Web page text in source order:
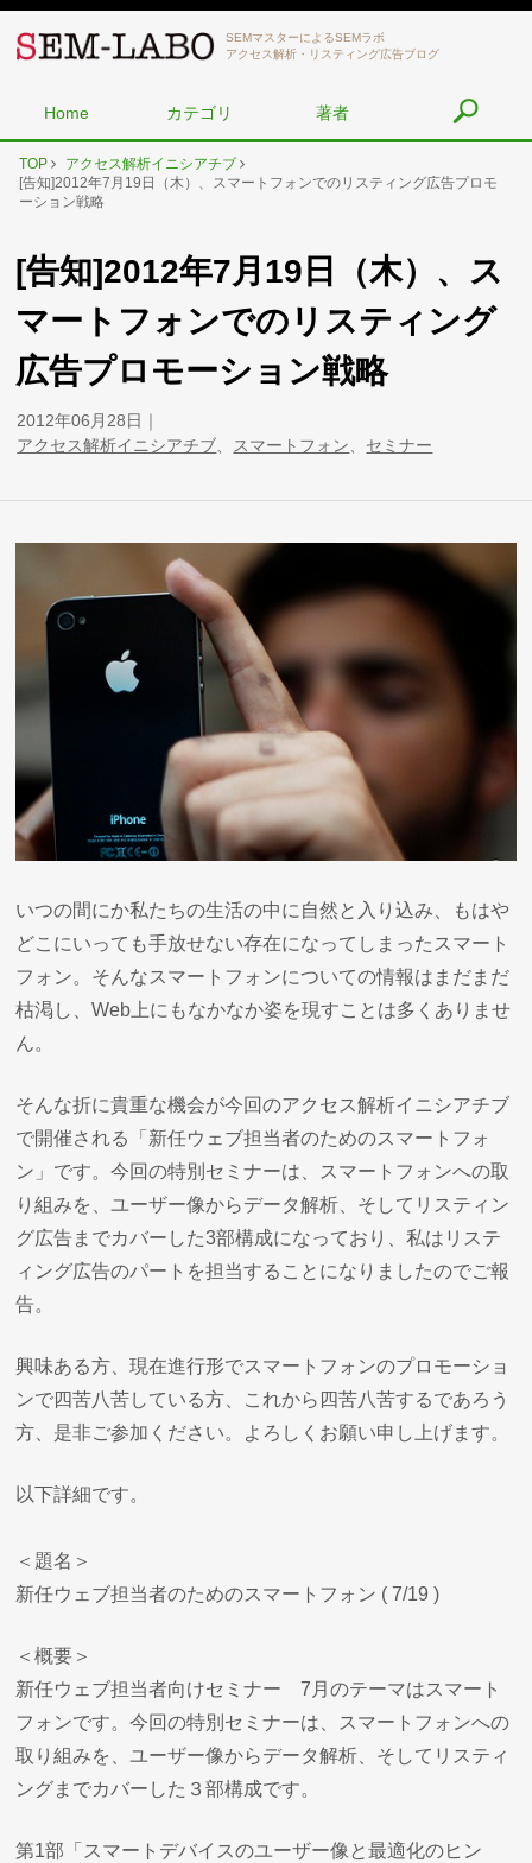
SEMマスターによるSEMラボ
アクセス解析・リスティング広告ブログ
Home カテゴリ 著者
TOP
アクセス解析イニシアチブ
[告知]2012年7月19日（木）、スマートフォンでのリスティング広告プロモ
ーション戦略
[告知]2012年7月19日（木）、ス
マートフォンでのリスティング
広告プロモーション戦略
2012年06月28日
アクセス解析イニシアチブ
スマートフォン セミナー
いつの間にか私たちの生活の中に自然と入り込み、もはや
どこにいっても手放せない存在になってしまったスマート
フォン。そんなスマートフォンについての情報はまだまだ
枯渇し、Web上にもなかなか姿を現すことは多くありませ
ん。
そんな折に貴重な機会が今回のアクセス解析イニシアチブ
で開催される「新任ウェブ担当者のためのスマートフォ
ン」です。今回の特別セミナーは、スマートフォンへの取
り組みを、ユーザー像からデータ解析、そしてリスティン
グ広告までカバーした3部構成になっており、私はリステ
ィング広告のパートを担当することになりましたのでご報
告。
興味ある方、現在進行形でスマートフォンのプロモーショ
ンで四苦八苦している方、これから四苦八苦するであろう
方、是非ご参加ください。よろしくお願い申し上げます。
以下詳細です。
＜題名＞
新任ウェブ担当者のためのスマートフォン ( 7/19 )
＜概要＞
新任ウェブ担当者向けセミナー 7月のテーマはスマート
フォンです。今回の特別セミナーは、スマートフォンへの
取り組みを、ユーザー像からデータ解析、そしてリスティ
ングまでカバーした３部構成です。
第1部「スマートデバイスのユーザー像と最適化のヒン